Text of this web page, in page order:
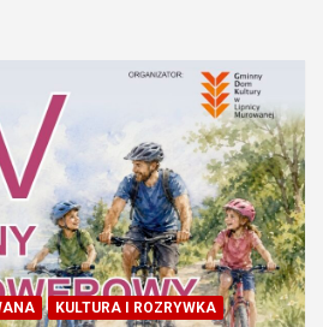
KULTURA I ROZRYWKA